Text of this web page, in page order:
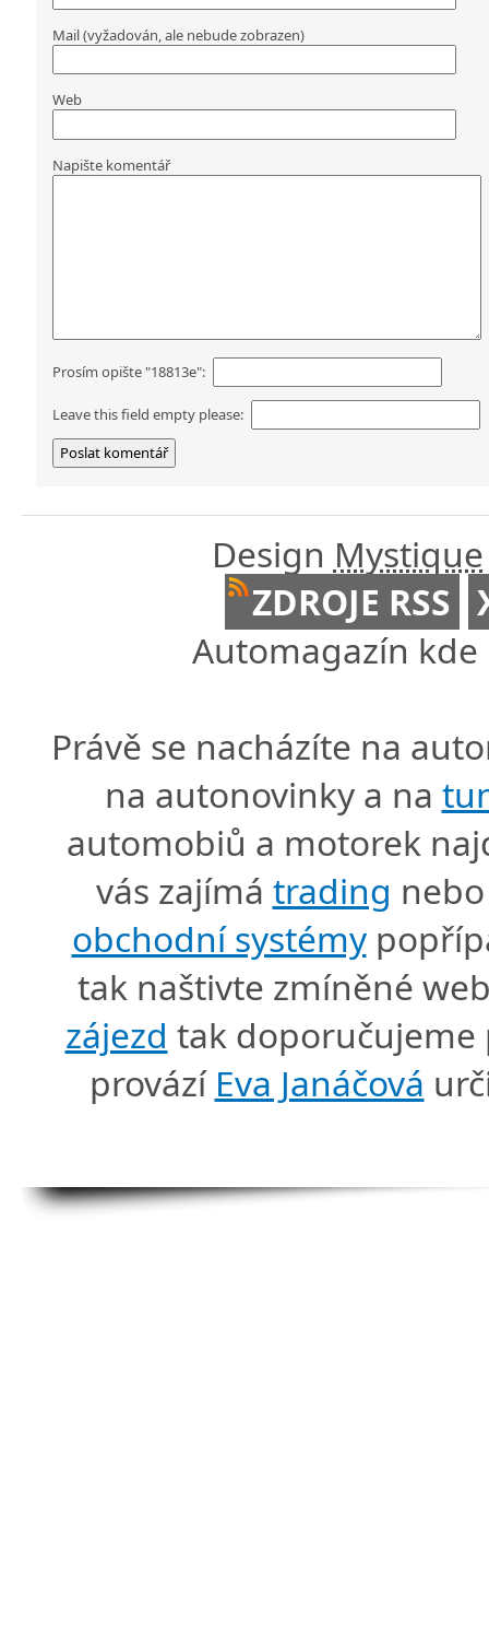
Mail (vyžadován, ale nebude zobrazen)
Web
Napište komentář
Prosím opište "18813e":
Leave this field empty please:
Design Mystique
ZDROJE RSS
Automagazín
Právě se nacházíte na
na autonovinky a na
automobiů a motorek
vás zajímá trading
obchodní systémy
tak naštivte zmíněné
zájezd tak doporučujeme
provází Eva Janáčová